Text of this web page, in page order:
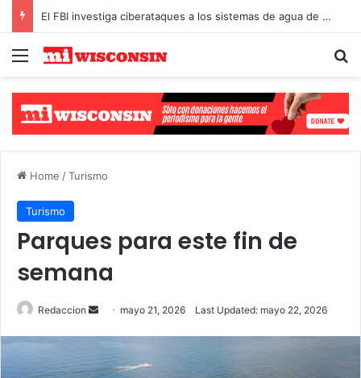
▼
El FBI investiga ciberataques a los sistemas de agua de Michigan y Minnesota
Menu
Home /Turismo
Turismo
Parques para este fin de
semana
Redaccion
Send
email
mayo 21, 2026 Last Updated: mayo 22, 2026